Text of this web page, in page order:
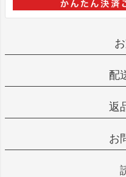
配
返
お